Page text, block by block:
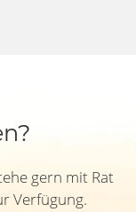
gern mit Rat
Verfügung.